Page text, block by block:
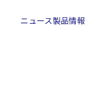
ニュース製品情報